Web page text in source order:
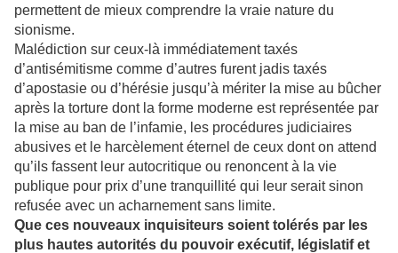
permettent de mieux comprendre la vraie nature du
sionisme.
Malédiction sur ceux-là immédiatement taxés
d’antisémitisme comme d’autres furent jadis taxés
d’apostasie ou d’hérésie jusqu’à mériter la mise au bûcher
après la torture dont la forme moderne est représentée par
la mise au ban de l’infamie, les procédures judiciaires
abusives et le harcèlement éternel de ceux dont on attend
qu’ils fassent leur autocritique ou renoncent à la vie
publique pour prix d’une tranquillité qui leur serait sinon
refusée avec un acharnement sans limite.
Que ces nouveaux inquisiteurs soient tolérés par les
plus hautes autorités du pouvoir exécutif, législatif et